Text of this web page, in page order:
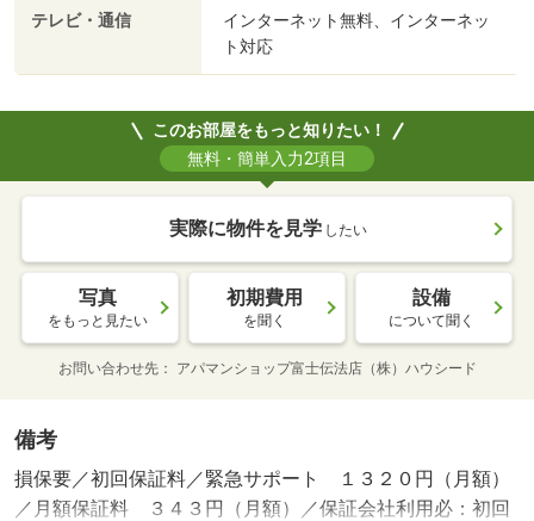
テレビ・通信
インターネット無料、インターネッ
ト対応
このお部屋をもっと知りたい！
無料・簡単入力2項目
実際に物件を見学 したい
写真
をもっと見たい
初期費用
を聞く
設備
について聞く
お問い合わせ先 アパマンショップ富士伝法店（株）ハウシード
備考
損保要／初回保証料／緊急サポート １３２０円（月額）
／月額保証料 ３４３円（月額）／保証会社利用必：初回